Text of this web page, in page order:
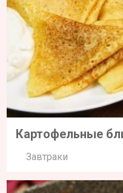
Картофельные
Завтраки